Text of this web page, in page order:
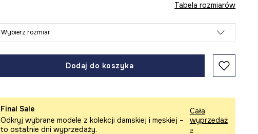
Tabela rozmiarów
Wybierz rozmiar
Dodaj do koszyka
Final Sale
Odkryj wybrane modele z kolekcji damskiej i męskiej –
to ostatnie dni wyprzedaży.
Cała
wyprzedaż
»